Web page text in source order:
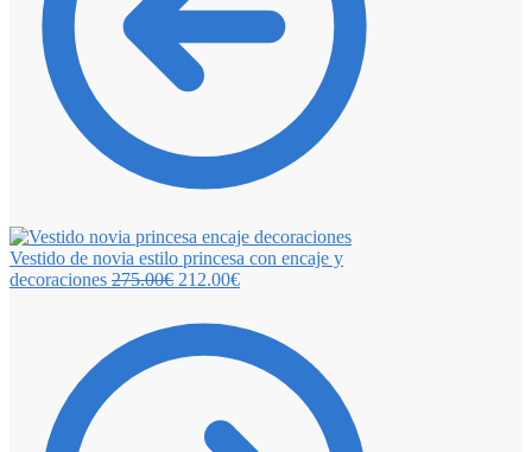
Vestido de novia estilo princesa con encaje y
decoraciones 275.00€ 212.00€